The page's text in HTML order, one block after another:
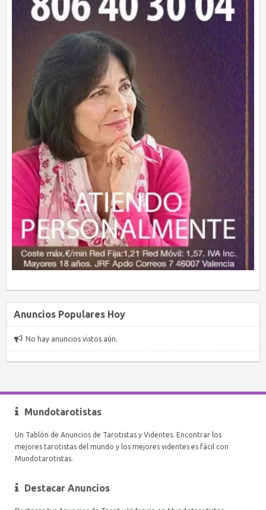
Anuncios Populares Hoy
No hay anuncios vistos aún.
Mundotarotistas
Un Tablón de Anuncios de Tarotistas y Videntes. Encontrar los
mejores tarotistas del mundo y los mejores videntes es fácil con
Mundotarotistas.
Destacar Anuncios